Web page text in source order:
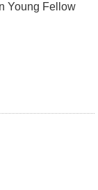
Young Fellow